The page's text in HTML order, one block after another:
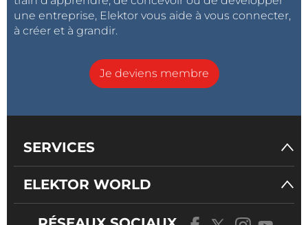
une entreprise, Elektor vous aide à vous connecter,
à créer et à grandir.
Je deviens membre
SERVICES
ELEKTOR WORLD